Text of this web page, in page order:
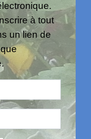
à tout
un lien de